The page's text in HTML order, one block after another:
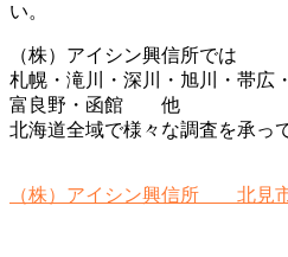
い。
（株）アイシン興信所では
札幌・滝川・深川・旭川・帯広
富良野・函館 他
北海道全域で様々な調査を承っ
（株）アイシン興信所 北見